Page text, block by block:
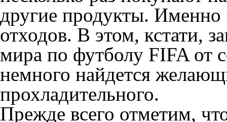
другие продукты. Именно
отходов. В этом, кстати,
мира по футболу FIFA от
немного найдется
прохладительного.
Прежде всего отметим,